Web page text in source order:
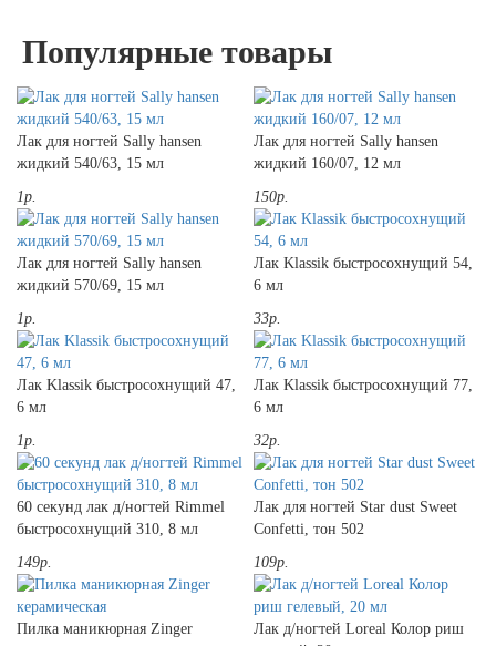
Популярные товары
Лак для ногтей Sally hansen
жидкий 540/63, 15 мл
1р.
Лак для ногтей Sally hansen
жидкий 160/07, 12 мл
150р.
Лак для ногтей Sally hansen
жидкий 570/69, 15 мл
1р.
Лак Klassik быстросохнущий 54,
6 мл
33р.
Лак Klassik быстросохнущий 47,
6 мл
1р.
Лак Klassik быстросохнущий 77,
6 мл
32р.
60 секунд лак д/ногтей Rimmel
быстросохнущий 310, 8 мл
149р.
Лак для ногтей Star dust Sweet
Confetti, тон 502
109р.
Пилка маникюрная Zinger
Лак д/ногтей Loreal Колор риш